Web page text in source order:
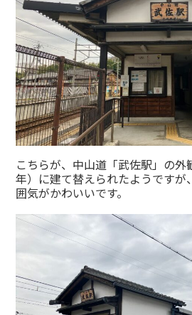
こちらが、中山道「武佐駅」の
年）に建て替えられたようですが
囲気がかわいいです。